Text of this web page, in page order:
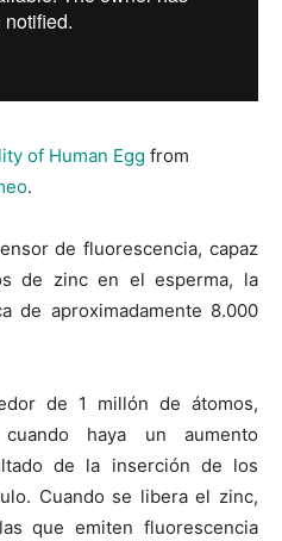
of Human Egg from
.
de fluorescencia, capaz
de zinc en el esperma, la
de aproximadamente 8.000
de 1 millón de átomos,
cuando haya un aumento
de la inserción de los
Cuando se libera el zinc,
que emiten fluorescencia